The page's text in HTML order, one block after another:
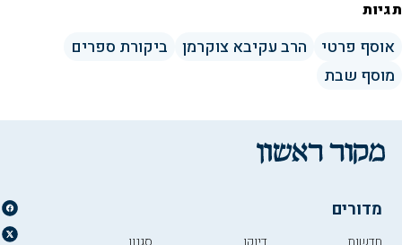
תגיות
אוסף פרטי הרב עקיבא צוקרמן
ביקורת ספרים
מוסף שבת
מדורים